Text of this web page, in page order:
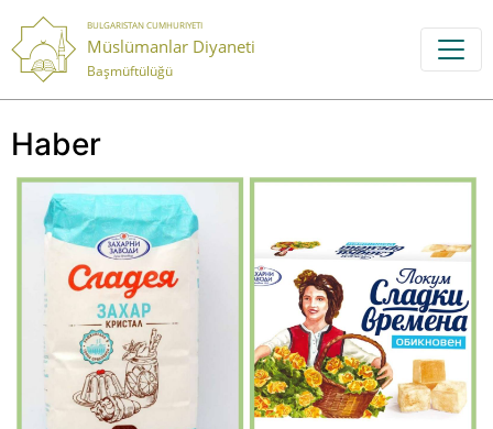
BULGARISTAN CUMHURIYETI
Müslümanlar Diyaneti
Başmüftülüğü
Haber